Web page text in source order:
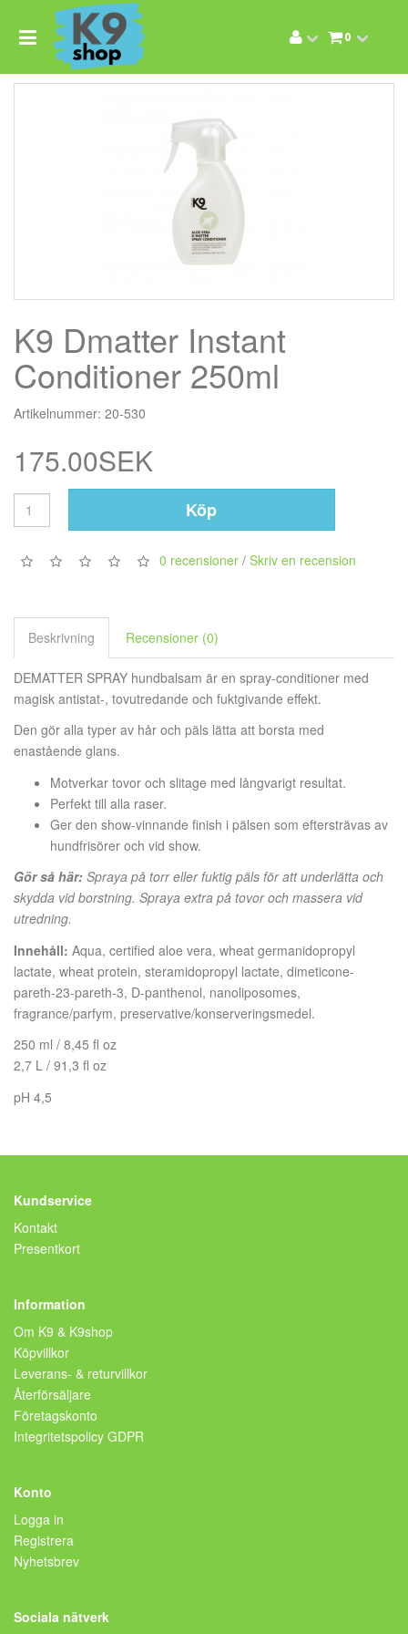
0
K9 Dmatter Instant
Conditioner 250ml
Artikelnummer: 20-530
175.00SEK
Köp
0 recensioner / Skriv en recension
Beskrivning Recensioner (0)
DEMATTER SPRAY hundbalsam är en spray-conditioner med
magisk antistat-, tovutredande och fuktgivande effekt.
Den gör alla typer av hår och päls lätta att borsta med
enastående glans.
Motverkar tovor och slitage med långvarigt resultat.
Perfekt till alla raser.
Ger den show-vinnande finish i pälsen som eftersträvas av
hundfrisörer och vid show.
Gör så här: Spraya på torr eller fuktig päls för att underlätta och
skydda vid borstning. Spraya extra på tovor och massera vid
utredning.
Innehåll: Aqua, certified aloe vera, wheat germanidopropyl
lactate, wheat protein, steramidopropyl lactate, dimeticone-
pareth-23-pareth-3, D-panthenol, nanoliposomes,
fragrance/parfym, preservative/konserveringsmedel.
250 ml / 8,45 fl oz
2,7 L / 91,3 fl oz
pH 4,5
Kundservice
Kontakt
Presentkort
Information
Om K9 & K9shop
Köpvillkor
Leverans- & returvillkor
Återförsäljare
Företagskonto
Integritetspolicy GDPR
Konto
Logga in
Registrera
Nyhetsbrev
Sociala nätverk